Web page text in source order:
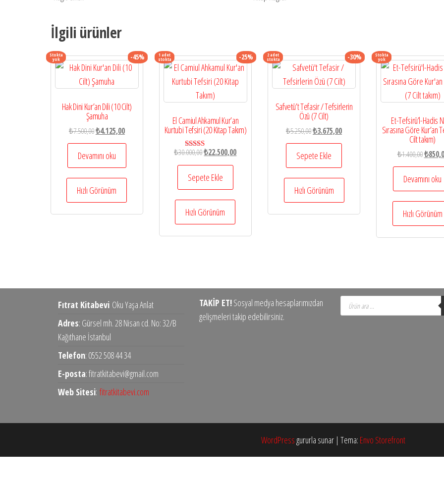
İlgili ürünler
Stokta
yok -45%
Hak Dini Kur’an Dili (10 Cilt)
Şamuha
₺7.500,00Orijinal
fiyat:
₺7.500,00.
₺4.125,00Şu
andaki
₺4.125,00.
Devamını oku
Hızlı Görünüm
1 adet
stokta -25%
El Camiul Ahkamul Kur’an
Kurtubi Tefsiri (20 Kitap Takım)
5 üzerinden
₺30.000,00Orijinal
fiyat:
₺30.000,00.
₺22.500,00Şu
Sepete Ekle
Hızlı Görünüm
2 adet
stokta -30%
Safvetü’t Tefasir / Tefsirlerin
Özü (7 Cilt)
₺5.250,00Orijinal
fiyat:
₺5.250,00.
₺3.675,00Şu
andaki
₺3.675,00.
Sepete Ekle
Hızlı Görünüm
Stokta
yok
Et-Tefsirü’l-Hadis
Sırasına Göre Kur’an
Cilt takım)
₺1.400,00Orijinal
fiyat:
₺
Devamını oku
Hızlı Görünüm
Fıtrat Kitabevi Oku Yaşa Anlat
Adres: Gürsel mh. 28 Nisan cd. No: 32/B
Kağıthane İstanbul
Telefon: 0552 508 44 34
E-posta: fitratkitabevi@gmail.com
Web Sitesi: fitratkitabevi.com
TAKİP ET!Sosyal medya hesaplarımızdan
gelişmeleri takip edebilirsiniz.
Products
search
WordPressgururla sunar | Tema: Envo Storefront